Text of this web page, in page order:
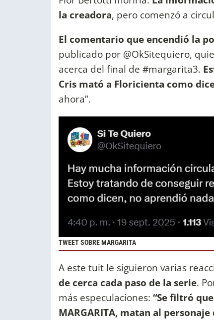
la creadora, pero comenzó a
El comentario que encendió la
publicado por @OkSitequiero,
acerca del final de #margarita3.
Cris mató a Floricienta como
ahora”.
TWEET SOBRE MARGARITA
A este tuit le siguieron varias
de cerca cada paso de la serie.
más especulaciones: “Se filtró
MARGARITA, matan al